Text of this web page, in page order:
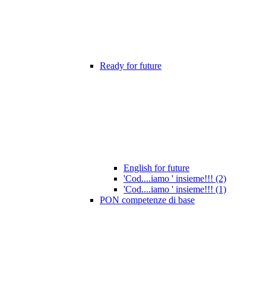
Ready for future
English for future
'Cod....iamo ' insieme!!! (2)
'Cod....iamo ' insieme!!! (1)
PON competenze di base